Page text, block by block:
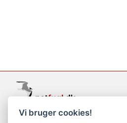
support@netfugl.dk
Vi bruger cookies!